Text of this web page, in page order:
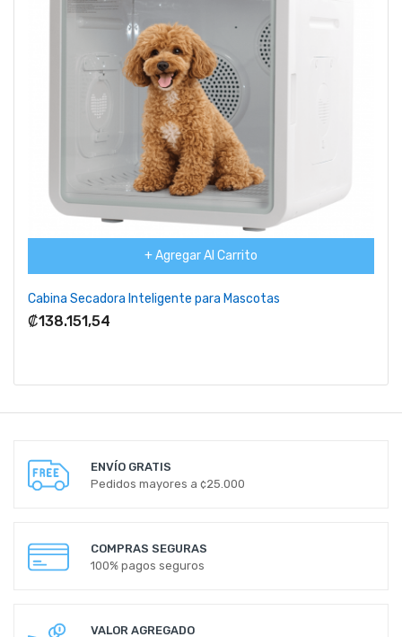
+ Agregar Al Carrito
Cabina Secadora Inteligente para Mascotas
₡138.151,54
ENVÍO GRATIS
Pedidos mayores a ¢25.000
COMPRAS SEGURAS
100% pagos seguros
VALOR AGREGADO